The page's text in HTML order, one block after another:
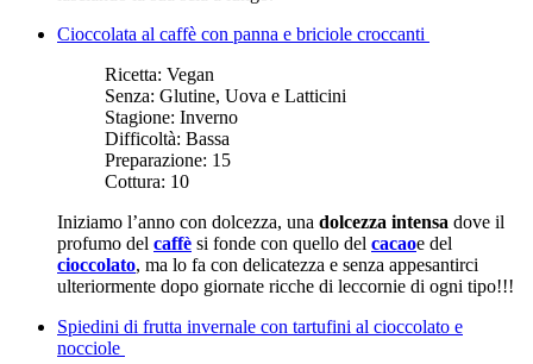
Cioccolata al caffè con panna e briciole croccanti
Ricetta: Vegan
Senza: Glutine, Uova e Latticini
Stagione: Inverno
Difficoltà: Bassa
Preparazione: 15
Cottura: 10
Iniziamo l’anno con dolcezza, una dolcezza intensa dove il
profumo del caffè si fonde con quello del cacaoe del
cioccolato, ma lo fa con delicatezza e senza appesantirci
ulteriormente dopo giornate ricche di leccornie di ogni tipo!!!
Spiedini di frutta invernale con tartufini al cioccolato e
nocciole